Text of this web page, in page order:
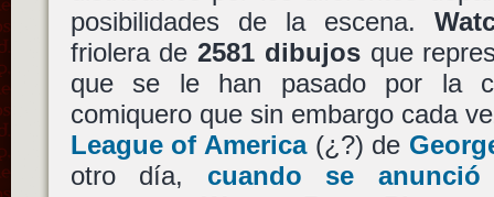
posibilidades de la escena.
friolera de2581 dibujosque
que se le han pasado por la
comiquero que sin embargo cada
League of America(¿?) de
otro día, cuando se